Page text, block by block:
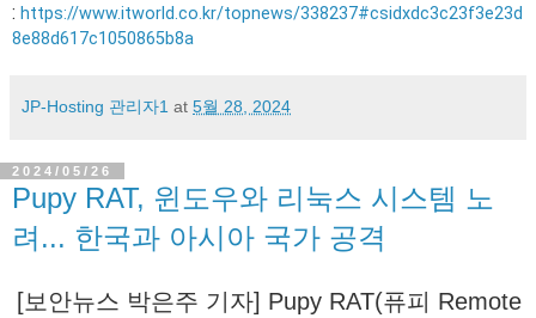
: https://www.itworld.co.kr/topnews/338237#csidxdc3c23f3e23d
8e88d617c1050865b8a
JP-Hosting 관리자1 at 5월 28, 2024
2024/05/26
Pupy RAT, 윈도우와 리눅스 시스템 노
려... 한국과 아시아 국가 공격
[보안뉴스 박은주 기자] Pupy RAT(퓨피 Remote